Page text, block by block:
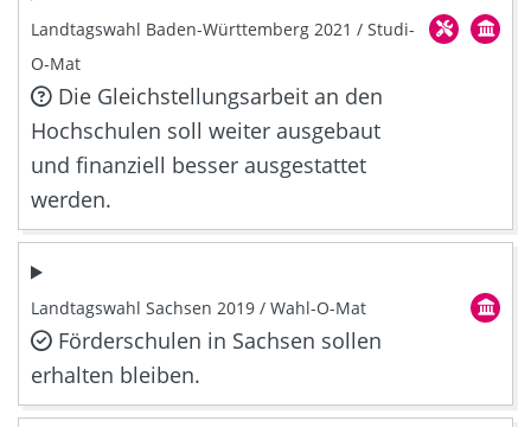
Landtagswahl Baden-Württemberg 2021 / Studi-
O-Mat
Die Gleichstellungsarbeit an den
Hochschulen soll weiter ausgebaut
und finanziell besser ausgestattet
werden.
Landtagswahl Sachsen 2019 / Wahl-O-Mat
Förderschulen in Sachsen sollen
erhalten bleiben.